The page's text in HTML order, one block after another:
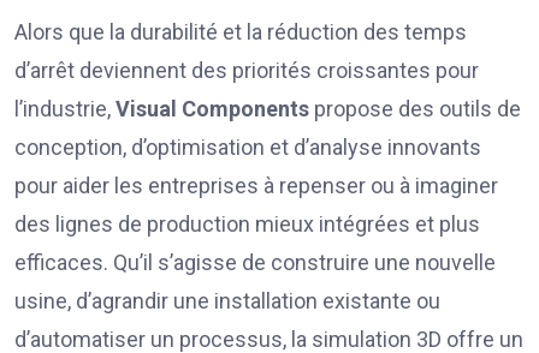
Alors que la durabilité et la réduction des temps
d’arrêt deviennent des priorités croissantes pour
l’industrie,Visual Components propose des outils de
conception, d’optimisation et d’analyse innovants
pour aider les entreprises à repenser ou à imaginer
des lignes de production mieux intégrées et plus
efficaces. Qu’il s’agisse de construire une nouvelle
usine, d’agrandir une installation existante ou
d’automatiser un processus, la simulation 3D offre un